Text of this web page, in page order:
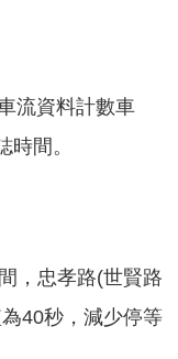
流資料計數車
間。
忠孝路(世賢路
40秒，減少停等